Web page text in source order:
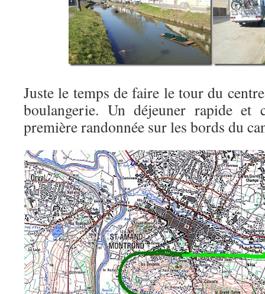
Juste le temps de faire le tour du
boulangerie. Un déjeuner rapide et
première randonnée sur les bords du